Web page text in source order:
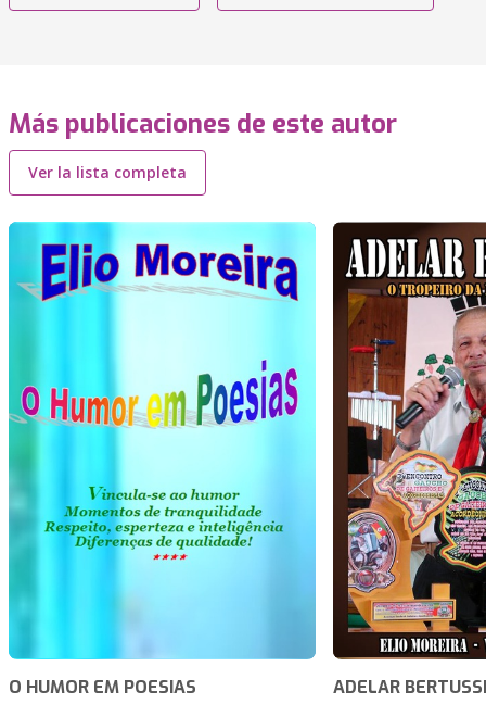
Más publicaciones de este autor
Ver la lista completa
O HUMOR EM POESIAS ADELAR BERTUSSI